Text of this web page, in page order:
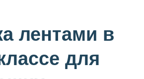
лентами в
для